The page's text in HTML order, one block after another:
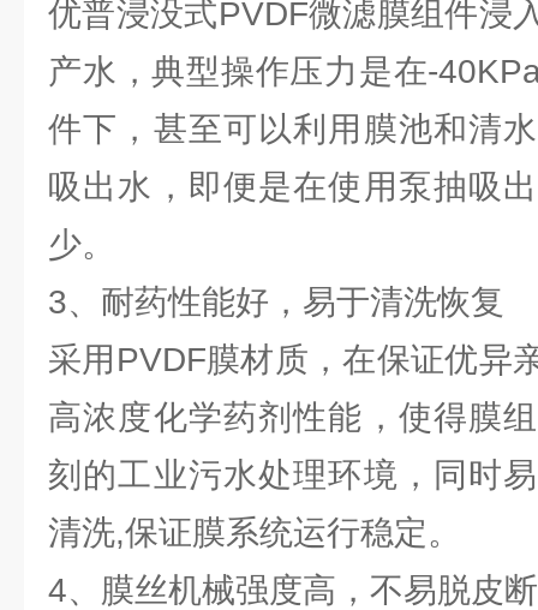
优普浸没式PVDF微滤膜组件浸
产水，典型操作压力是在-
件下，甚至可以利用膜池和清
吸出水，即便是在使用泵抽吸
少。
3、耐药性能好，易于清洗恢复
采用PVDF膜材质，在保证优异
高浓度化学药剂性能，使得膜
刻的工业污水处理环境，同时
清洗,保证膜系统运行稳定。
4、膜丝机械强度高，不易脱皮